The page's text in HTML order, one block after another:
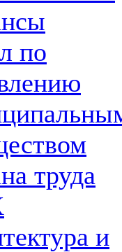
по
труда
и